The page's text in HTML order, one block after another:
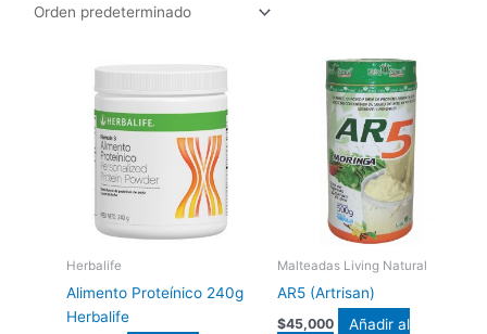
Herbalife
Alimento Proteínico 240g
Herbalife
Malteadas Living Natural
AR5 (Artrisan)
$45,000
Añadir al